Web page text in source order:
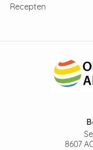
Recepten
8607